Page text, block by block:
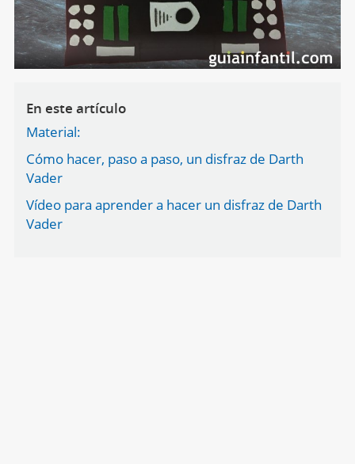
En este artículo
Material:
Cómo hacer, paso a paso, un disfraz de Darth
Vader
Vídeo para aprender a hacer un disfraz de Darth
Vader